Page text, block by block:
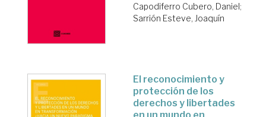
Capodiferro Cubero, Daniel;
Sarrión Esteve, Joaquín
El reconocimiento y
protección de los
derechos y libertades